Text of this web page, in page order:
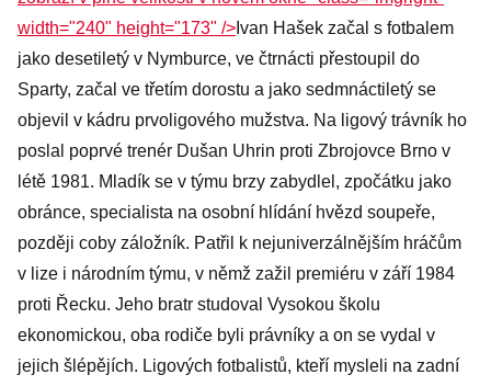
width="240" height="173" /> Ivan Hašek začal s fotbalem
jako desetiletý v Nymburce, ve čtrnácti přestoupil do
Sparty, začal ve třetím dorostu a jako sedmnáctiletý se
objevil v kádru prvoligového mužstva. Na ligový trávník ho
poslal poprvé trenér Dušan Uhrin proti Zbrojovce Brno v
létě 1981. Mladík se v týmu brzy zabydlel, zpočátku jako
obránce, specialista na osobní hlídání hvězd soupeře,
později coby záložník. Patřil k nejuniverzálnějším hráčům
v lize i národním týmu, v němž zažil premiéru v září 1984
proti Řecku. Jeho bratr studoval Vysokou školu
ekonomickou, oba rodiče byli právníky a on se vydal v
jejich šlépějích. Ligových fotbalistů, kteří mysleli na zadní